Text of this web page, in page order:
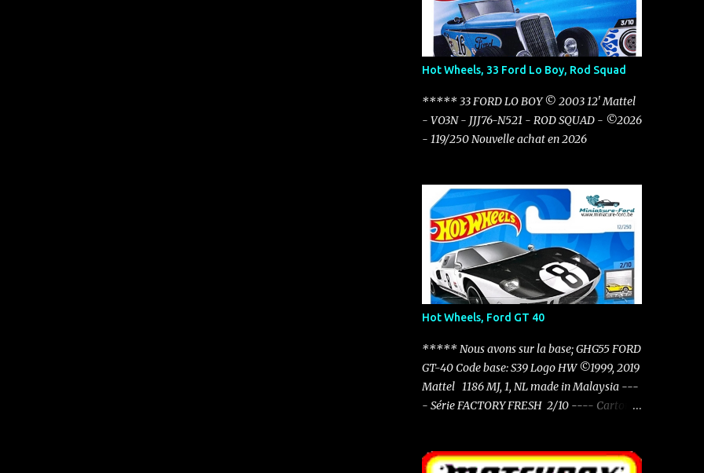
Hot Wheels, 33 Ford Lo Boy, Rod Squad
***** 33 FORD LO BOY © 2003 12' Mattel
- VO3N - JJJ76-N521 - ROD SQUAD - ©2026
- 119/250 Nouvelle achat en 2026
Hot Wheels, Ford GT 40
***** Nous avons sur la base; GHG55 FORD
GT-40 Code base: S39 Logo HW ©1999, 2019
Mattel 1186 MJ, 1, NL made in Malaysia ---
- Série FACTORY FRESH 2/10 ---- Carton: